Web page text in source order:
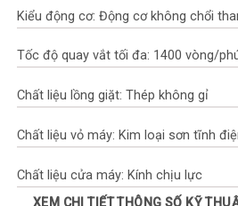
Kiểu động cơ: Động cơ không chổi
Tốc độ quay vắt tối đa: 1400 vòng/
Chất liệu lồng giặt: Thép không gỉ
Chất liệu vỏ máy: Kim loại sơn tĩnh
Chất liệu cửa máy: Kính chịu lực
XEM CHI TIẾT THÔNG SỐ KỸ